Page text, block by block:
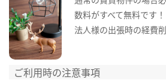
数料がすべて無料です！
法人様の出張時の経費
ご利用時の注意事項